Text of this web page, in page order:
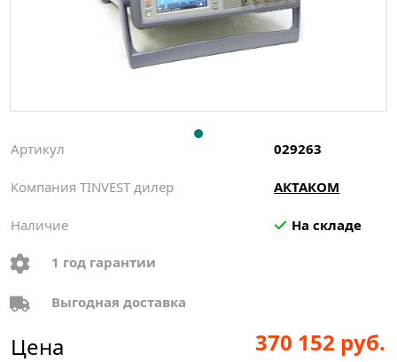
Артикул 029263
Компания TINVEST дилер АКТАКОМ
Наличие На складе
1 год гарантии
Выгодная доставка
Цена 370 152 руб.